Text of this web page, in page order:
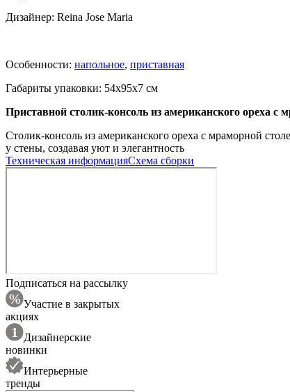
Дизайнер: Reina Jose Maria
Особенности: напольное, приставная
Габариты упаковки: 54x95x7 см
Приставной столик-консоль из американского ореха с
Столик-консоль из американского ореха с мраморной
у стены, создавая уют и элегантность
Техническая информацияСхема сборки
Подписаться на рассылку
Участие в закрытых
акциях
Дизайнерские
новинки
Интерьерные
тренды